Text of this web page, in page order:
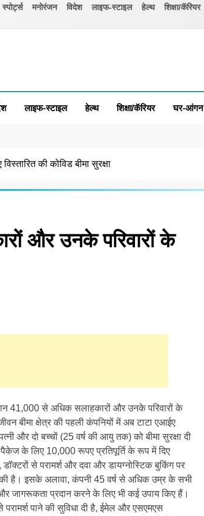
स्पोर्ट्स मनोरंजन विदेश लाइफ-स्टाइल हेल्थ
शिक्षा/कॅरियर
लाइफ-स्टाइल हेल्थ शिक्षा/कॅरियर घर-आंगन
की कोविड बीमा सुरक्षा
और उनके परिवारों के
41,000 से अधिक सलाहकारों और उनके परिवारों के
बीमा क्षेत्र की पहली कंपनियों में अब टाटा एआईए
और दो बच्चों (25 वर्ष की आयु तक) को बीमा सुरक्षा दी
के लिए 10,000 रूपए प्रतिपूर्ति के रूप में दिए
से परामर्श और दवा और डायग्नोस्टिक बुकिंग पर
है। इसके अलावा, कंपनी 45 वर्ष से अधिक उम्र के सभी
जागरूकता प्रदान करने के लिए भी कई उपाय किए हैं।
पाने की सुविधा दी है, ईमेल और एसएमएस